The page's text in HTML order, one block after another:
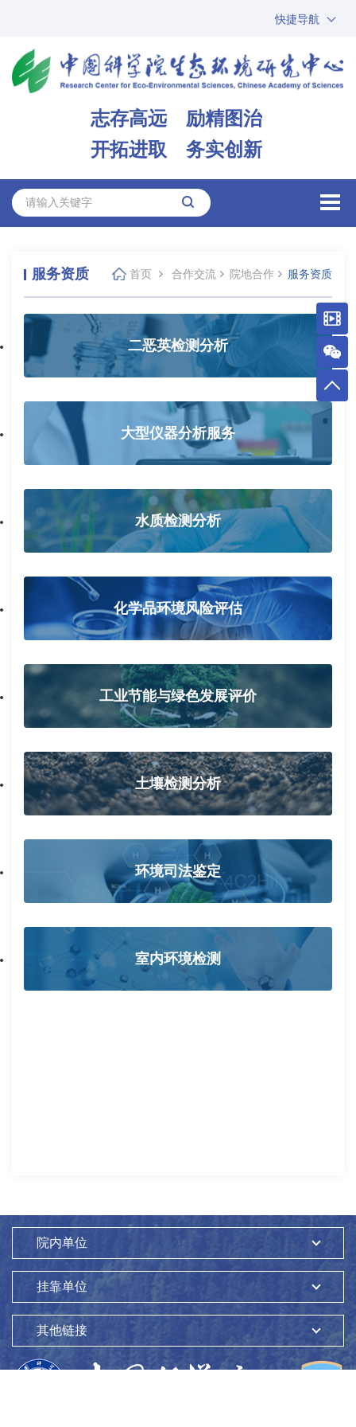
快捷导航
ARP
邮箱
志存高远 励精图治
开拓进取 务实创新
服务资质 首页 合作交流 院地合作 服务资质
二恶英检测分析
大型仪器分析服务
水质检测分析
化学品环境风险评估
工业节能与绿色发展评价
土壤检测分析
环境司法鉴定
室内环境检测
院内单位
挂靠单位
其他链接